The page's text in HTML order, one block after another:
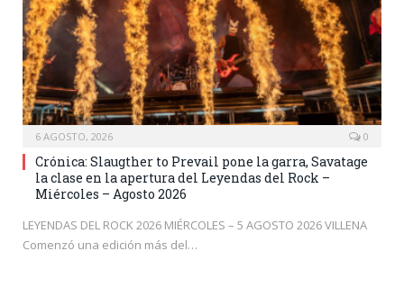
6 AGOSTO, 2026 0
Crónica: Slaugther to Prevail pone la garra, Savatage
la clase en la apertura del Leyendas del Rock –
Miércoles – Agosto 2026
LEYENDAS DEL ROCK 2026 MIÉRCOLES – 5 AGOSTO 2026 VILLENA
Comenzó una edición más del…